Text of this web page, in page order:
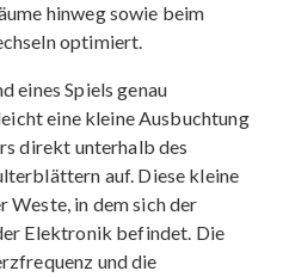
hinweg sowie beim
optimiert.
eines Spiels genau
eine kleine Ausbuchtung
direkt unterhalb des
auf. Diese kleine
Weste, in dem sich der
Elektronik befindet. Die
und die